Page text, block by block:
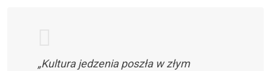
„Kultura jedzenia poszła w złym